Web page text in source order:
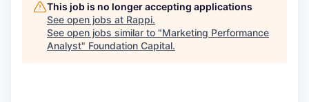
This job is no longer accepting applications
See open jobs at Rappi.
See open jobs similar to "Marketing Performance
Analyst" Foundation Capital.